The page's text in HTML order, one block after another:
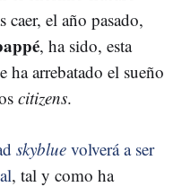
caer, el año pasado,
, ha sido, esta
ha arrebatado el sueño
citizens.
skyblue volverá a ser
, tal y como ha